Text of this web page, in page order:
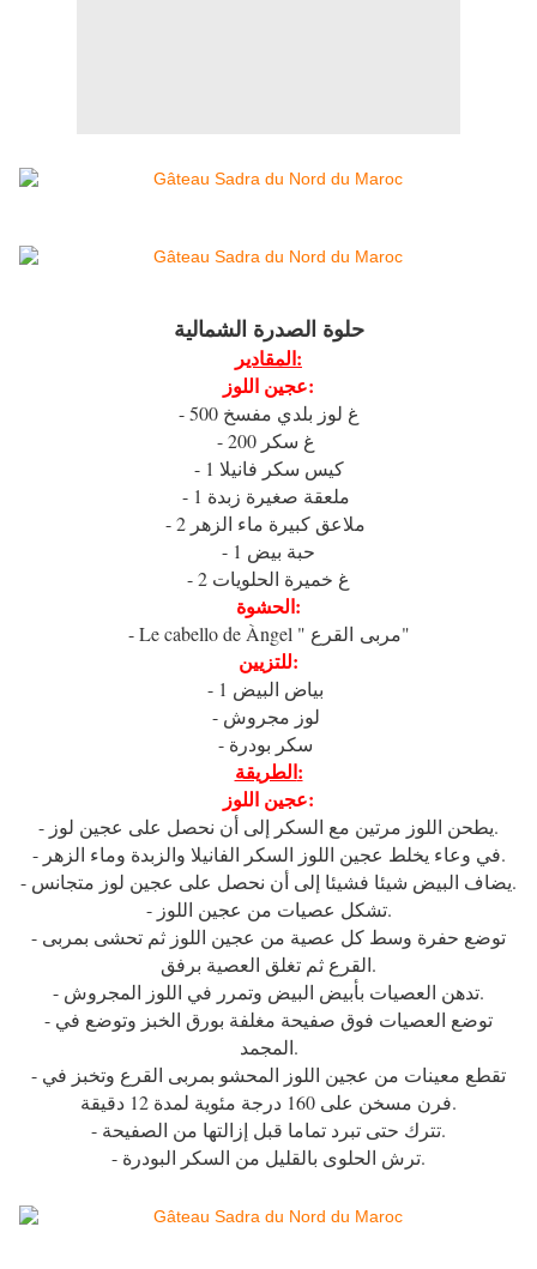
حلوة الصدرة الشمالية
المقادير:
عجين اللوز:
- 500 غ لوز بلدي مفسخ
- 1 كيس سكر فانيلا
- 1 حبة بيض
- 2 غ خميرة الحلويات
الحشوة:
- Le cabello de Àngel " مربى القرع"
للتزيين:
الطريقة:
عجين اللوز:
- يطحن اللوز مرتين مع السكر إلى أن نحصل على عجين لوز.
- في وعاء يخلط عجين اللوز السكر الفانيلا والزبدة وماء الزهر.
- يضاف البيض شيئا فشيئا إلى أن نحصل على عجين لوز متجانس.
- تشكل عصيات من عجين اللوز.
- توضع حفرة وسط كل عصية من عجين اللوز ثم تحشى بمربى
القرع ثم تغلق العصية برفق.
- تدهن العصيات بأبيض البيض وتمرر في اللوز المجروش.
- توضع العصيات فوق صفيحة مغلفة بورق الخبز وتوضع في
المجمد.
- تقطع معينات من عجين اللوز المحشو بمربى القرع وتخبز في
فرن مسخن على 160 درجة مئوية لمدة 12 دقيقة.
- تترك حتى تبرد تماما قبل إزالتها من الصفيحة.
- ترش الحلوى بالقليل من السكر البودرة.